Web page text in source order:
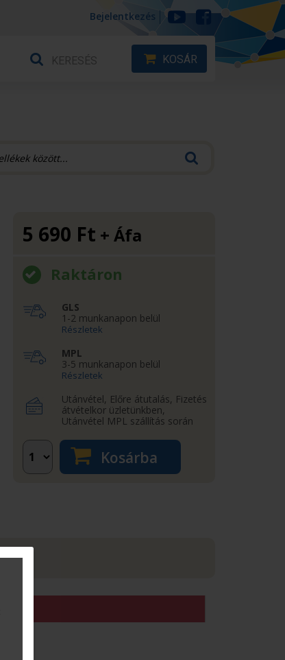
Bejelentkezés
KOSÁR
5 690 Ft + Áfa
Raktáron
GLS
1-2 munkanapon belül
Részletek
MPL
3-5 munkanapon belül
Részletek
Utánvétel, Előre átutalás, Fizetés
átvételkor üzletünkben,
Utánvétel MPL szállítás során
Kosárba